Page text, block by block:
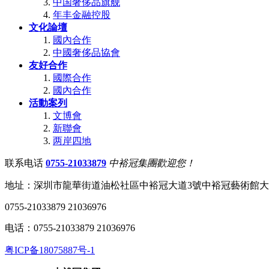
中国奢侈品旗舰
年丰金融控股
文化論壇
國內合作
中國奢侈品協會
友好合作
國際合作
國內合作
活動案列
文博會
新聯會
两岸四地
联系电话 0755-21033879 中裕冠集團歡迎您！
地址：深圳市龍華街道油松社區中裕冠大道3號中裕冠藝術館
0755-21033879 21036976
电话：0755-21033879 21036976
粤ICP备18075887号-1